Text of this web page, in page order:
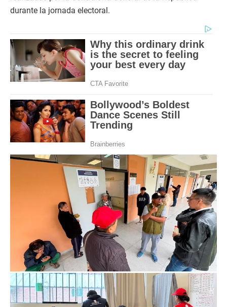
durante la jornada electoral.